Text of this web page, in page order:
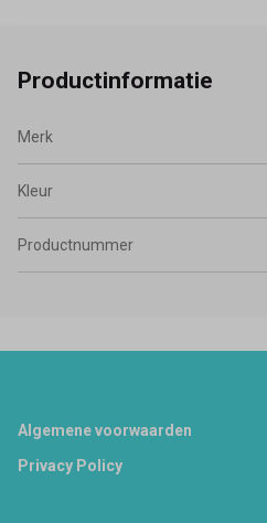
Productinformatie
Merk
Kleur
Productnummer
Footer
Algemene voorwaarden
Privacy Policy